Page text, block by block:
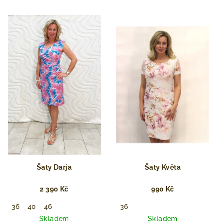
Šaty Darja
2 390 Kč
36 40
46
Skladem
Šaty Květa
990 Kč
36
Skladem